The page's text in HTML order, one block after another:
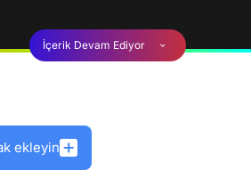
İçerik Devam Ediyor
ekleyin